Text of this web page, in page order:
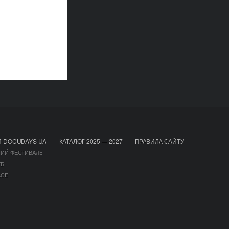
UA
ФЕСТИВАЛЬ
КАТАЛОГ 2025 — 2027 ПРАВИЛА САЙТУ